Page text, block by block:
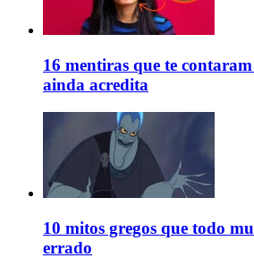
16 mentiras que te
ainda acredita
10 mitos gregos que todo
errado